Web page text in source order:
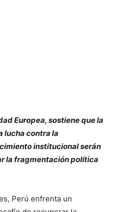
Europea, sostiene que la
lucha contra la
institucional serán
la fragmentación política
Perú enfrenta un